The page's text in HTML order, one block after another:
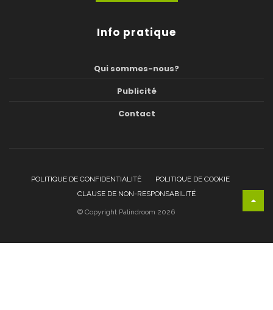
Info pratique
Qui sommes-nous?
Publicité
Contact
POLITIQUE DE CONFIDENTIALITÉ
POLITIQUE DE COOKIE
CLAUSE DE NON-RESPONSABILITÉ
© Copyright Palindroom 2026